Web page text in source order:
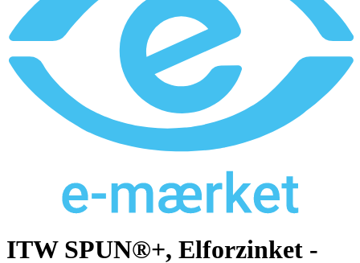
ITW SPUN®+, Elforzinket -